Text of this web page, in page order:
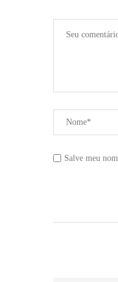
Salve meu